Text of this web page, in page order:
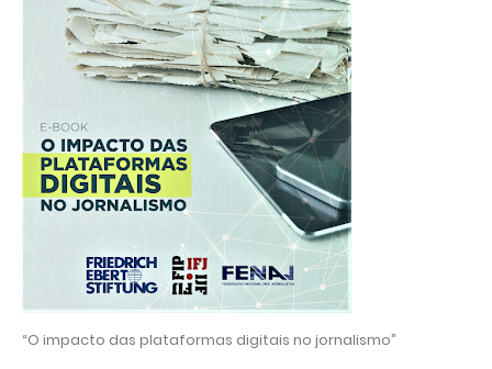
“O impacto das plataformas digitais no jornalismo”